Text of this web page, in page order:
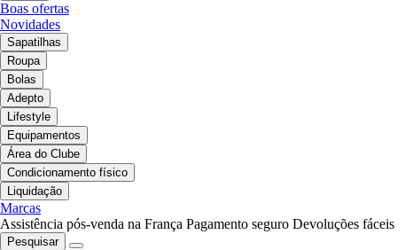
Boas ofertas
Novidades
Sapatilhas
Roupa
Bolas
Adepto
Lifestyle
Equipamentos
Área do Clube
Condicionamento físico
Liquidação
Marcas
Assistência pós-venda na França Pagamento seguro Devoluções fáceis
Pesquisar